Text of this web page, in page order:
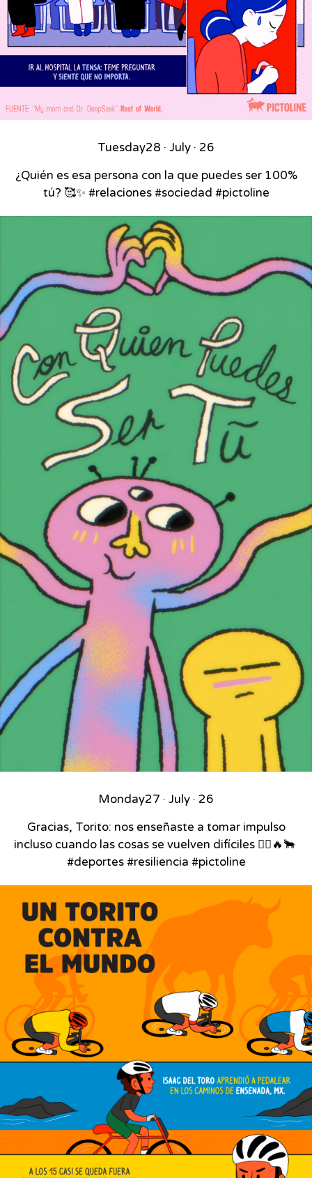
Tuesday28 · July · 26
¿Quién es esa persona con la que puedes ser 100%
tú? 🥰✨ #relaciones #sociedad #pictoline
Monday27 · July · 26
Gracias, Torito: nos enseñaste a tomar impulso
incluso cuando las cosas se vuelven difíciles 🚴‍♂️🔥🐂⁣ ⁣
#deportes #resiliencia #pictoline